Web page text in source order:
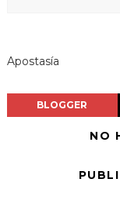
Apostasía
BLOGGER
NO